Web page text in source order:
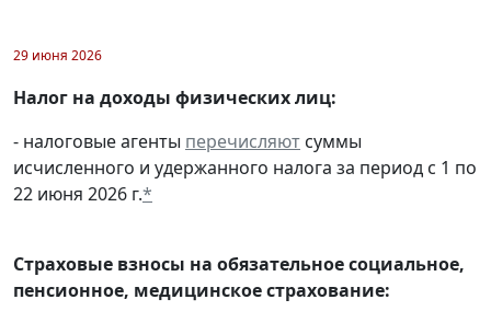
29 июня 2026
Налог на доходы физических лиц:
- налоговые агенты перечисляют суммы
исчисленного и удержанного налога за период с 1 по
22 июня 2026 г.*
Страховые взносы на обязательное социальное,
пенсионное, медицинское страхование: